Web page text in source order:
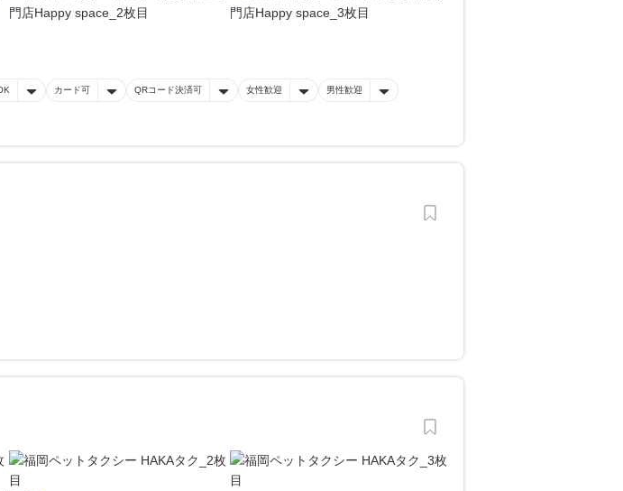
カード可 QRコード決済可 女性歓迎 男性歓迎